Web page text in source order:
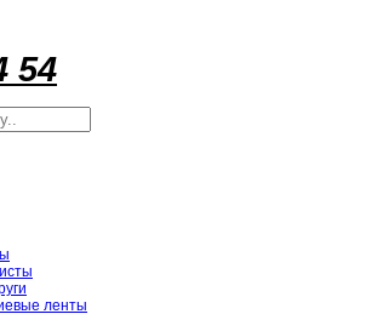
54
ленты